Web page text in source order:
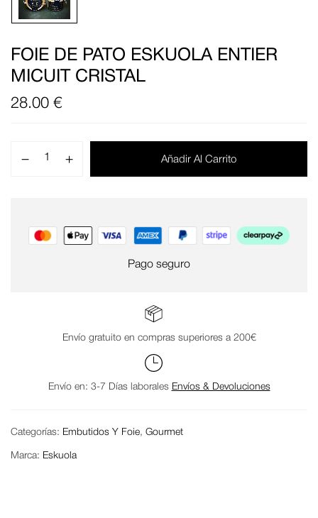
FOIE DE PATO ESKUOLA ENTIER
MICUIT CRISTAL
28.00 €
Añadir Al Carrito
Pago seguro
Envío gratuito en compras superiores a 200€
Envío en: 3-7 Días laborales Envíos & Devoluciones
Categorías: Embutidos Y Foie, Gourmet
Marca: Eskuola